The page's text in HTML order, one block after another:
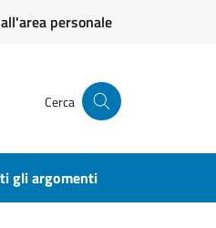
personale
Cerca
gli argomenti